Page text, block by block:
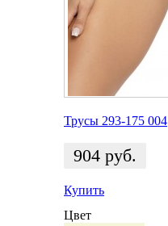
Трусы 293-175 004
904 руб.
Купить
Цвет